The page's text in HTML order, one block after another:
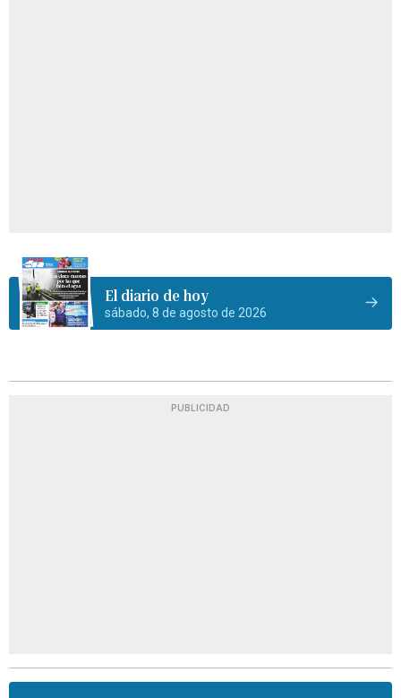
El diario de hoy
sábado, 8 de agosto de 2026
PUBLICIDAD